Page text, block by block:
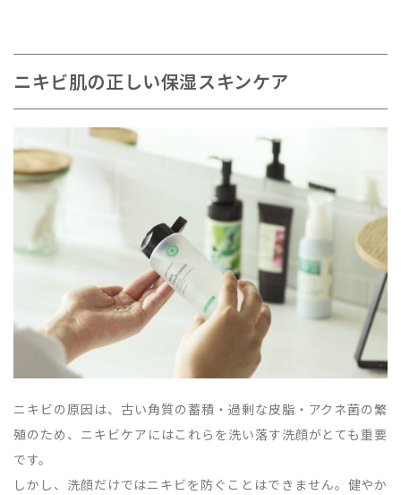
ニキビ肌の正しい保湿スキンケア
ニキビの原因は、古い角質の蓄積・過剰な皮脂・アクネ菌の繁
殖のため、ニキビケアにはこれらを洗い落す洗顔がとても重要
です。
しかし、洗顔だけではニキビを防ぐことはできません。健やか